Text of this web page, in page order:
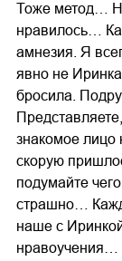
Тоже метод…
нравилось…
амнезия. Я
явно не
бросила.
знакомое
скорую
подумайте
страшно…
наше с
нравоучения…